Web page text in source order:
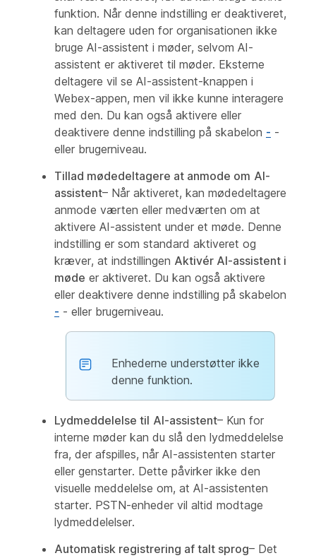
funktion. Når denne indstilling er deaktiveret,
kan deltagere uden for organisationen ikke
bruge AI-assistent i møder, selvom AI-
assistent er aktiveret til møder. Eksterne
deltagere vil se AI-assistent-knappen i
Webex-appen, men vil ikke kunne interagere
med den. Du kan også aktivere eller
deaktivere denne indstilling på skabelon - -
eller brugerniveau.
Tillad mødedeltagere at anmode om AI-
assistent– Når aktiveret, kan mødedeltagere
anmode værten eller medværten om at
aktivere AI-assistent under et møde. Denne
indstilling er som standard aktiveret og
kræver, at indstillingen Aktivér AI-assistent i
møde er aktiveret. Du kan også aktivere
eller deaktivere denne indstilling på skabelon
- - eller brugerniveau.
Enhederne understøtter ikke
denne funktion.
Lydmeddelelse til AI-assistent– Kun for
interne møder kan du slå den lydmeddelelse
fra, der afspilles, når AI-assistenten starter
eller genstarter. Dette påvirker ikke den
visuelle meddelelse om, at AI-assistenten
starter. PSTN-enheder vil altid modtage
lydmeddelelser.
Automatisk registrering af talt sprog– Det